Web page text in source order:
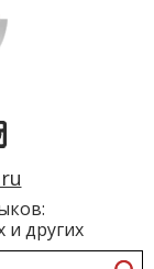
и других